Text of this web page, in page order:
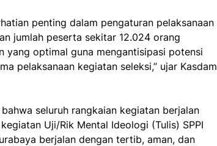
penting dalam pengaturan pelaksanaan
jumlah peserta sekitar 12.024 orang
yang optimal guna mengantisipasi potensi
pelaksanaan kegiatan seleksi,” ujar Kasdam
seluruh rangkaian kegiatan berjalan
Uji/Rik Mental Ideologi (Tulis) SPPI
berjalan dengan tertib, aman, dan